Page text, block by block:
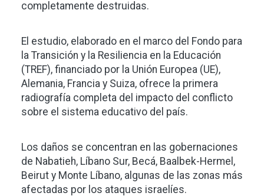
completamente destruidas.
El estudio, elaborado en el marco del Fondo para
la Transición y la Resiliencia en la Educación
(TREF), financiado por la Unión Europea (UE),
Alemania, Francia y Suiza, ofrece la primera
radiografía completa del impacto del conflicto
sobre el sistema educativo del país.
Los daños se concentran en las gobernaciones
de Nabatieh, Líbano Sur, Becá, Baalbek-Hermel,
Beirut y Monte Líbano, algunas de las zonas más
afectadas por los ataques israelíes.